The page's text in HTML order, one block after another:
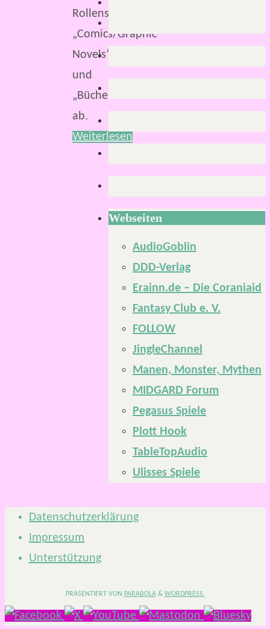
Rollenspiele“,
„Comics/Graphic
Novels“
und
„Bücher“
ab.
Weiterlesen
Webseiten
AudioGoblin
DDD-Verlag
Erainn.de – Die Coraniaid
Fantasy Club e. V.
FOLLOW
JingleChannel
Manen, Monster, Mythen
MIDGARD Forum
Pegasus Spiele
Plott Hook
TableTopAudio
Ulisses Spiele
Datenschutzerklärung
Impressum
Unterstützung
PRÄSENTIERT VON PARABOLA& WORDPRESS.